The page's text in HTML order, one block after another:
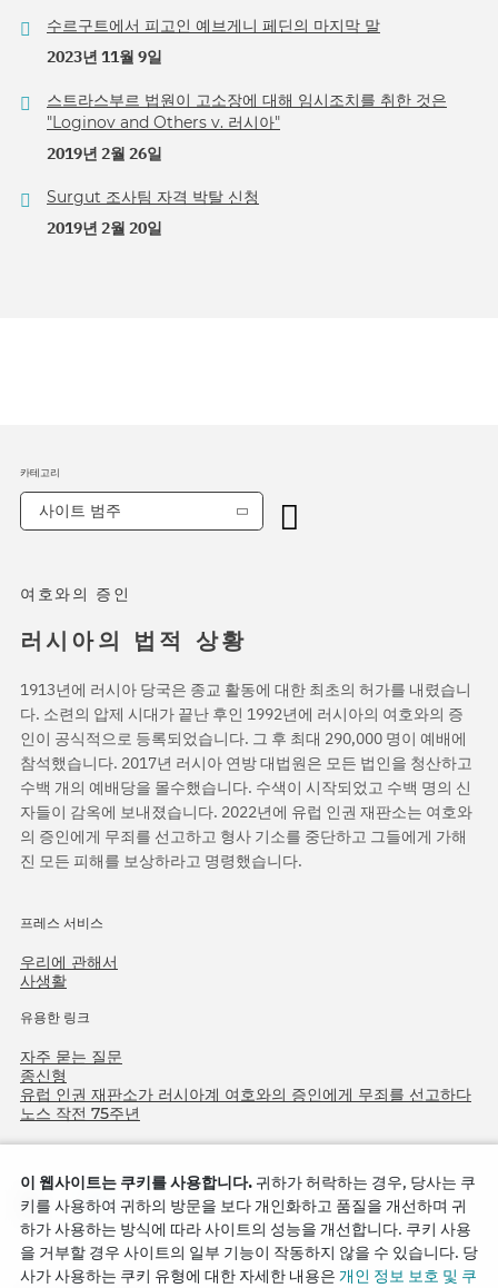
수르구트에서 피고인 예브게니 페딘의 마지막 말
2023년 11월 9일
스트라스부르 법원이 고소장에 대해 임시조치를 취한 것은
"Loginov and Others v. 러시아"
2019년 2월 26일
Surgut 조사팀 자격 박탈 신청
2019년 2월 20일
여호와의 증인
러시아의 법적 상황
1913년에 러시아 당국은 종교 활동에 대한 최초의 허가를 내렸습니
다. 소련의 압제 시대가 끝난 후인 1992년에 러시아의 여호와의 증
인이 공식적으로 등록되었습니다. 그 후 최대 290,000 명이 예배에
참석했습니다. 2017년 러시아 연방 대법원은 모든 법인을 청산하고
수백 개의 예배당을 몰수했습니다. 수색이 시작되었고 수백 명의 신
자들이 감옥에 보내졌습니다. 2022년에 유럽 인권 재판소는 여호와
의 증인에게 무죄를 선고하고 형사 기소를 중단하고 그들에게 가해
진 모든 피해를 보상하라고 명령했습니다.
프레스 서비스
우리에 관해서
사생활
유용한 링크
자주 묻는 질문
종신형
유럽 인권 재판소가 러시아계 여호와의 증인에게 무죄를 선고하다
노스 작전 75주년
카테고리
사이트 범주
이 웹사이트는 쿠키를 사용합니다. 귀하가 허락하는 경우, 당사는 쿠
키를 사용하여 귀하의 방문을 보다 개인화하고 품질을 개선하며 귀
하가 사용하는 방식에 따라 사이트의 성능을 개선합니다. 쿠키 사용
을 거부할 경우 사이트의 일부 기능이 작동하지 않을 수 있습니다. 당
사가 사용하는 쿠키 유형에 대한 자세한 내용은 개인 정보 보호 및 쿠